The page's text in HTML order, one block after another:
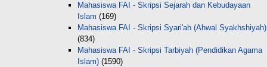
Mahasiswa FAI - Skripsi Sejarah dan Kebudayaan
Islam (169)
Mahasiswa FAI - Skripsi Syari'ah (Ahwal Syakhshiyah)
(834)
Mahasiswa FAI - Skripsi Tarbiyah (Pendidikan Agama
Islam) (1590)